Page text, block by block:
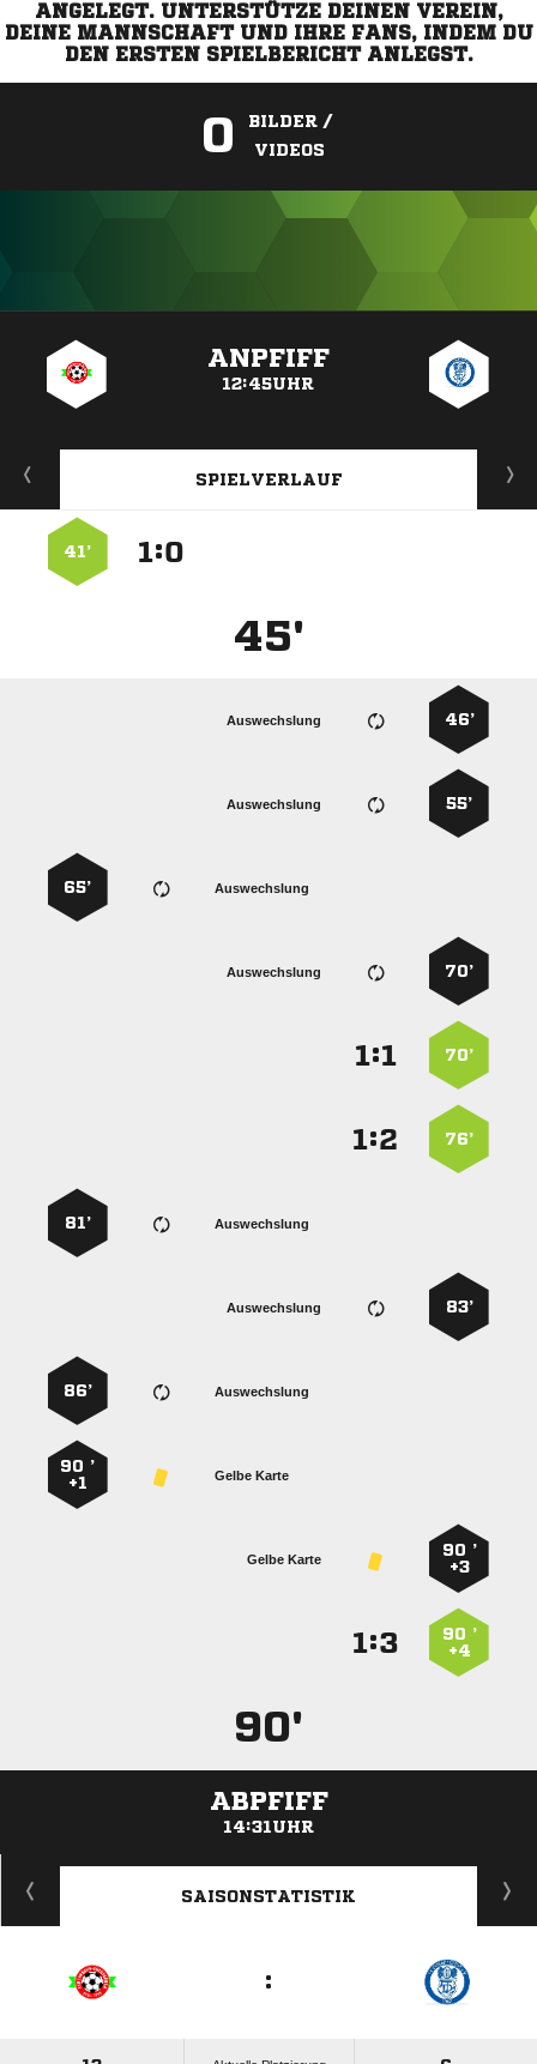
ANGELEGT. UNTERSTÜTZE DEINEN VEREIN,
DEINE MANNSCHAFT UND IHRE FANS, INDEM DU
DEN ERSTEN SPIELBERICHT ANLEGST.
0
BILDER /
VIDEOS
ANPFIFF
12:45UHR
SPIELVERLAUF
:
41’
45'
46’
Auswechslung
55’
Auswechslung
Auswechslung
65’
70’
Auswechslung
70’
:
76’
:
Auswechslung
81’
83’
Auswechslung
Auswechslung
86’
Gelbe Karte
90 ’
+1
90 ’
+3
Gelbe Karte
90 ’
+4
:
90'
ABPFIFF
14:31UHR
ANZEIGE
SAISONSTATISTIK
: